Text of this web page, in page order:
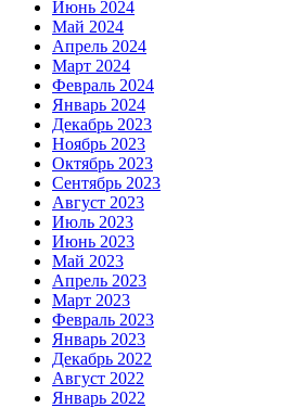
Июнь 2024
Май 2024
Апрель 2024
Март 2024
Февраль 2024
Январь 2024
Декабрь 2023
Ноябрь 2023
Октябрь 2023
Сентябрь 2023
Август 2023
Июль 2023
Июнь 2023
Май 2023
Апрель 2023
Март 2023
Февраль 2023
Январь 2023
Декабрь 2022
Август 2022
Январь 2022